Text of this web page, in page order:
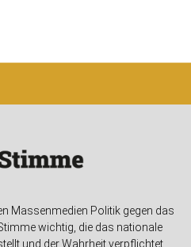
Massenmedien Politik gegen das
wichtig, die das nationale
und der Wahrheit verpflichtet